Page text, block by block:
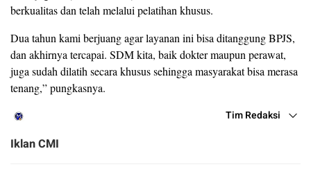
berkualitas dan telah melalui pelatihan khusus.
Dua tahun kami berjuang agar layanan ini bisa ditanggung BPJS,
dan akhirnya tercapai. SDM kita, baik dokter maupun perawat,
juga sudah dilatih secara khusus sehingga masyarakat bisa merasa
tenang,” pungkasnya.
Tim Redaksi
Iklan CMI